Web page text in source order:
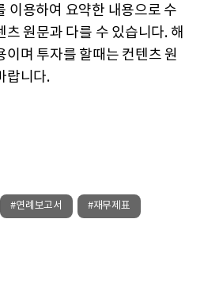
이용하여 요약한 내용으로 수
원문과 다를 수 있습니다. 해
이며 투자를 할때는 컨텐츠 원
랍니다.
#연례보고서 #재무제표